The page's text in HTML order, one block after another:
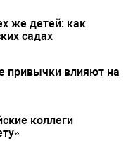
же детей: как
садах
привычки влияют на
коллеги